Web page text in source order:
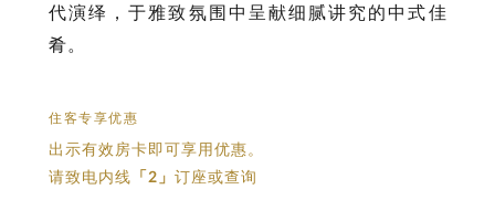
代演绎，于雅致氛围中呈献细腻讲究的中式佳
肴。
住客专享优惠
出示有效房卡即可享用优惠。
请致电内线 「2」 订座或查询